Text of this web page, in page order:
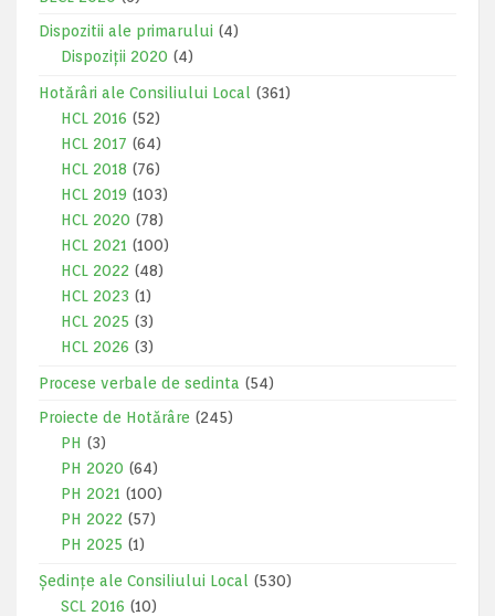
Dispozitii ale primarului (4)
Dispoziții 2020 (4)
Hotărâri ale Consiliului Local
(361)
HCL 2016 (52)
HCL 2017 (64)
HCL 2018 (76)
HCL 2019 (103)
HCL 2020 (78)
HCL 2021 (100)
HCL 2022 (48)
HCL 2023 (1)
HCL 2025 (3)
HCL 2026 (3)
Procese verbale de sedinta (54)
Proiecte de Hotărâre (245)
PH (3)
PH 2020 (64)
PH 2021 (100)
PH 2022 (57)
PH 2025 (1)
Ședințe ale Consiliului Local
(530)
SCL 2016 (10)